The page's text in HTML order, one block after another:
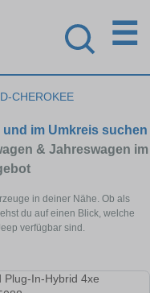
☰
CHEROKEE
im Umkreis suchen
& Jahreswagen im
in deiner Nähe. Ob als
du auf einen Blick, welche
verfügbar sind.